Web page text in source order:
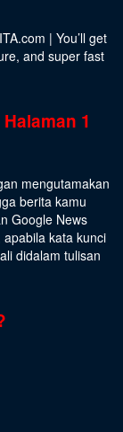
| You’ll get
and super fast
1
mengutamakan
berita kamu
Google News
kata kunci
didalam tulisan